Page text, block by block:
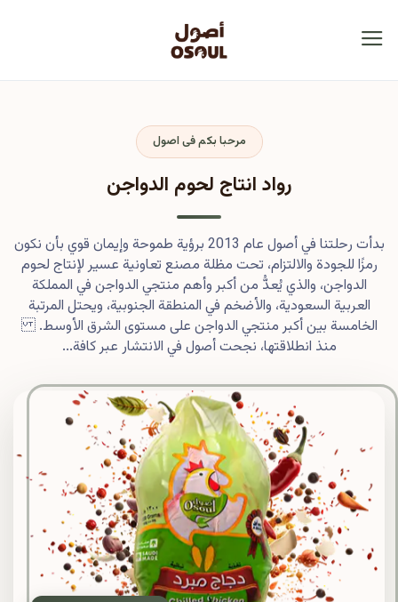
مرحبا بكم فى اصول
رواد انتاج لحوم الدواجن
بدأت رحلتنا في أصول عام 2013 برؤية طموحة وإيمان قوي بأن نكون
رمزًا للجودة والالتزام، تحت مظلة مصنع تعاونية عسير لإنتاج لحوم
الدواجن، والذي يُعدُّ من أكبر وأهم منتجي الدواجن في المملكة
العربية السعودية، والأضخم في المنطقة الجنوبية، ويحتل المرتبة
الخامسة بين أكبر منتجي الدواجن على مستوى الشرق الأوسط.
منذ انطلاقتها، نجحت أصول في الانتشار عبر كافة...